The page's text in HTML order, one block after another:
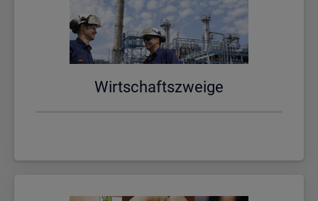
Wirt­schafts­zwei­ge